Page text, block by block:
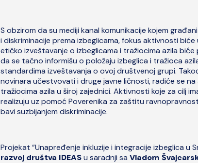
S obzirom da su mediji kanal komunikacije kojem
i diskriminacije prema izbeglicama, fokus aktivnosti
etičko izveštavanje o izbeglicama i tražiocima azila
da se tačno informišu o položaju izbeglica i tražioca
standardima izveštavanja o ovoj društvenoj grupi.
novinara učestvovati i druge javne ličnosti, radiće se
tražiocima azila u široj zajednici. Aktivnosti koje za cilj
realizuju uz pomoć Poverenika za zaštitu
bavi suzbijanjem diskriminacije.
Projekat ”Unapređenje inkluzije i integracije izbeglica u
razvoj društva IDEASu saradnji sa Vladom